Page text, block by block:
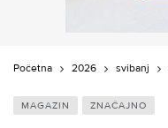
Početna 2026 svibanj
MAGAZIN ZNAČAJNO